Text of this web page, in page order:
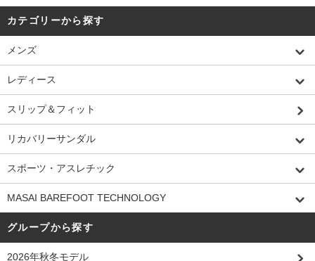
カテゴリーから探す
メンズ
レディース
スリップ＆フィット
リカバリーサンダル
スポーツ・アスレチック
MASAI BAREFOOT TECHNOLOGY
グループから探す
2026年秋冬モデル